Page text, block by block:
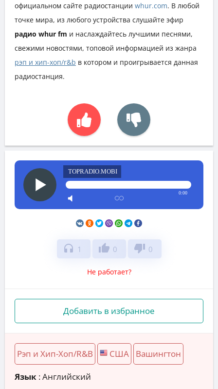
официальном сайте радиостанции whur.com. В любой
точке мира, из любого устройства слушайте эфир
радио whur fm и наслаждайтесь лучшими песнями,
свежими новостями, топовой информацией из жанра
рэп и хип-хоп/r&b в котором и проигрывается данная
радиостанция.
TOPRADIO.MOBI
0:00
headphones 1 thumb_up 0 thumb_down 0
Не работает?
Добавить в избранное
Рэп и Хип-Хоп/R&B США Вашингтон
Язык : Английский